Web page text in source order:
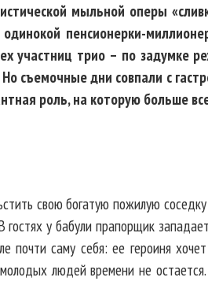
мыльной оперы
пенсионерки-
участниц трио – по задумке
съемочные дни совпали с
роль, на которую больше
свою богатую пожилую
у бабули прапорщик
почти саму себя: ее героиня
людей времени не